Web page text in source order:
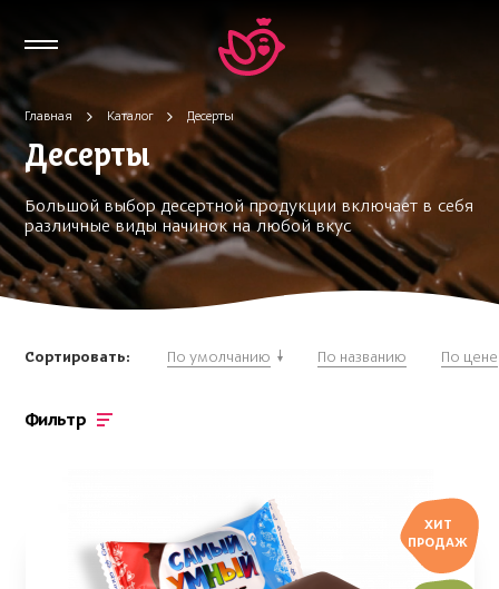
Главная Каталог Десерты
Десерты
Большой выбор десертной продукции включает в себя
различные виды начинок на любой вкус
Фильтр
Сортировать: По умолчанию По названию По цене
ХИТ
ПРОДАЖ